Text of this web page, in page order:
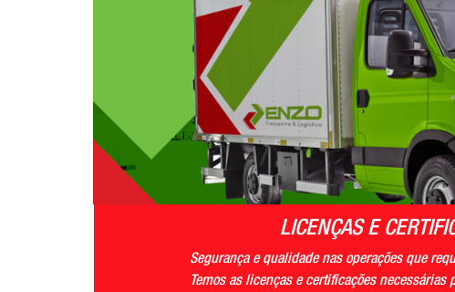
LICENÇAS E
Segurança e qualidade nas operações que
Temos as licenças e certificações necessárias